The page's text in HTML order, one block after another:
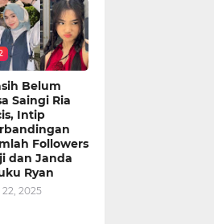
Belum
Saingi Ria
Intip
Followers
dan Janda
Ryan
2025